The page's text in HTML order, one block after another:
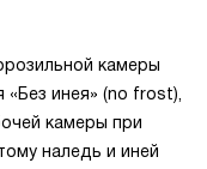
камеры
инея» (no frost),
камеры при
наледь и иней